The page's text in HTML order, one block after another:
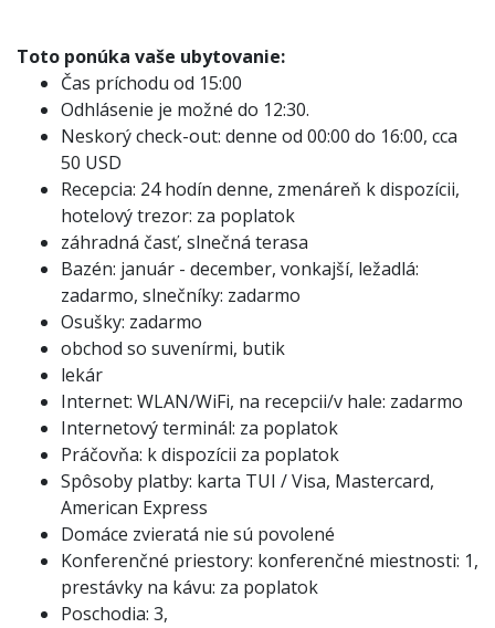
Toto ponúka vaše ubytovanie:
Čas príchodu od 15:00
Odhlásenie je možné do 12:30.
Neskorý check-out: denne od 00:00 do 16:00, cca
50 USD
Recepcia: 24 hodín denne, zmenáreň k dispozícii,
hotelový trezor: za poplatok
záhradná časť, slnečná terasa
Bazén: január - december, vonkajší, ležadlá:
zadarmo, slnečníky: zadarmo
Osušky: zadarmo
obchod so suvenírmi, butik
lekár
Internet: WLAN/WiFi, na recepcii/v hale: zadarmo
Internetový terminál: za poplatok
Práčovňa: k dispozícii za poplatok
Spôsoby platby: karta TUI / Visa, Mastercard,
American Express
Domáce zvieratá nie sú povolené
Konferenčné priestory: konferenčné miestnosti: 1,
prestávky na kávu: za poplatok
Poschodia: 3,